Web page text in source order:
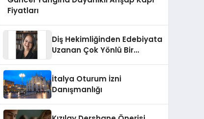
Fiyatları
Diş Hekimliğinden Edebiyata
Uzanan Çok Yönlü Bir
İtalya Oturum İzni
Danışmanlığı